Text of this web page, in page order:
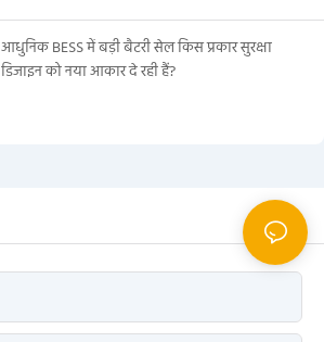
आधुनिक BESS में बड़ी बैटरी सेल किस प्रकार सुरक्षा
डिजाइन को नया आकार दे रही हैं?